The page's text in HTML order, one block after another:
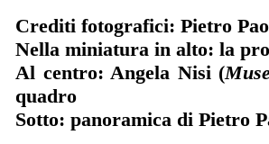
Crediti fotografici: Pietro
Nella miniatura in alto: la
Al centro: Angela Nisi (
quadro
Sotto: panoramica di Pietro